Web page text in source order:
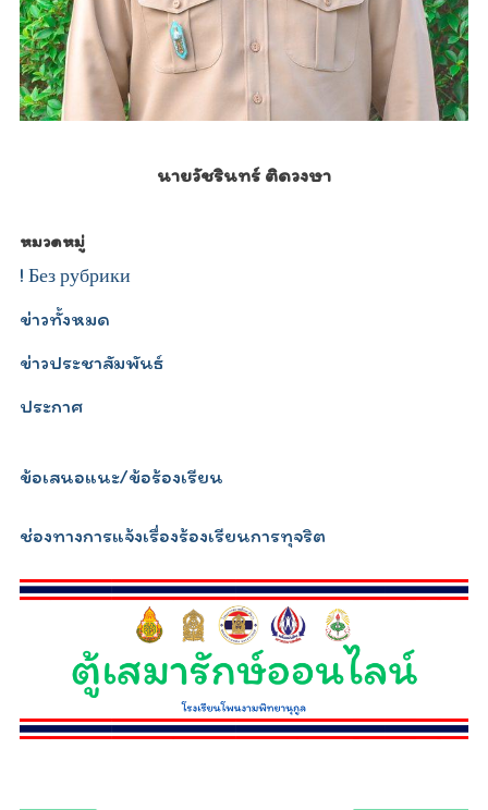
นายวัชรินทร์ ติดวงษา
หมวดหมู่
! Без рубрики
ข่าวทั้งหมด
ข่าวประชาสัมพันธ์
ประกาศ
ข้อเสนอแนะ/ข้อร้องเรียน
ช่องทางการแจ้งเรื่องร้องเรียนการทุจริต